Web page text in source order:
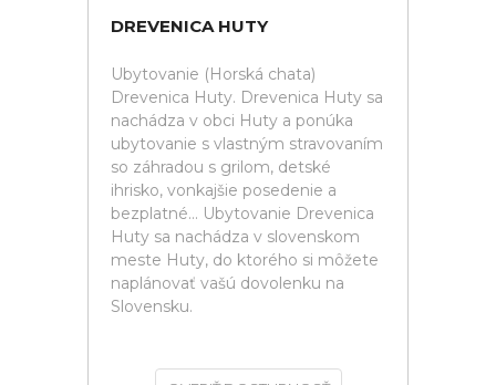
DREVENICA HUTY
Ubytovanie (Horská chata)
Drevenica Huty. Drevenica Huty sa
nachádza v obci Huty a ponúka
ubytovanie s vlastným stravovaním
so záhradou s grilom, detské
ihrisko, vonkajšie posedenie a
bezplatné... Ubytovanie Drevenica
Huty sa nachádza v slovenskom
meste Huty, do ktorého si môžete
naplánovať vašú dovolenku na
Slovensku.